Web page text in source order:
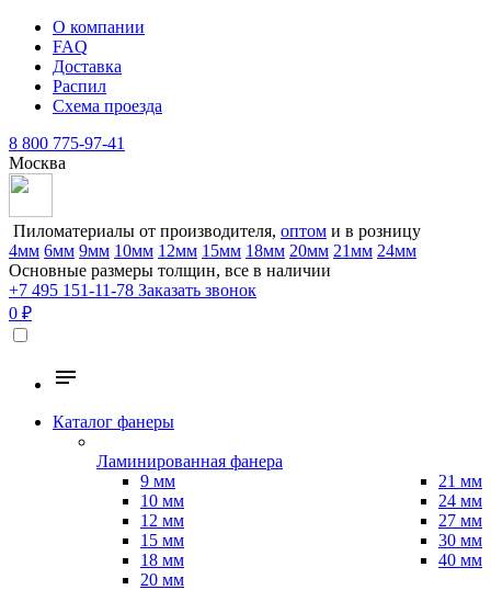
О компании
FAQ
Доставка
Распил
Схема проезда
8 800 775-97-41
Москва
Пиломатериалы от производителя, оптом и в розницу
4мм 6мм 9мм 10мм 12мм 15мм 18мм 20мм 21мм 24мм
Основные размеры толщин, все в наличии
+7 495 151-11-78 Заказать звонок
0 ₽
Каталог фанеры
Ламинированная фанера
9 мм
10 мм
12 мм
15 мм
18 мм
20 мм
21 мм
24 мм
27 мм
30 мм
40 мм